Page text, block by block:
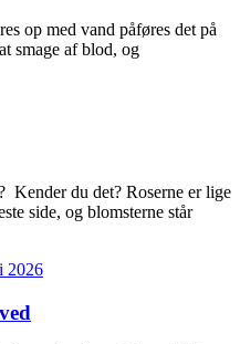
op med vand påføres det på
smage af blod, og
Kender du det? Roserne er lige
side, og blomsterne står